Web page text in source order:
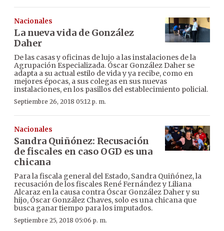
Nacionales
La nueva vida de González
Daher
De las casas y oficinas de lujo a las instalaciones de la
Agrupación Especializada. Óscar González Daher se
adapta a su actual estilo de vida y ya recibe, como en
mejores épocas, a sus colegas en sus nuevas
instalaciones, en los pasillos del establecimiento policial.
Septiembre 26, 2018 05:12 p. m.
Nacionales
Sandra Quiñónez: Recusación
de fiscales en caso OGD es una
chicana
Para la fiscala general del Estado, Sandra Quiñónez, la
recusación de los fiscales René Fernández y Liliana
Alcaraz en la causa contra Óscar González Daher y su
hijo, Óscar González Chaves, solo es una chicana que
busca ganar tiempo para los imputados.
Septiembre 25, 2018 05:06 p. m.